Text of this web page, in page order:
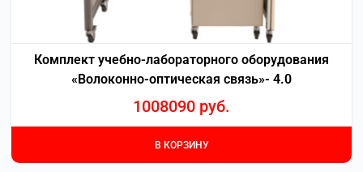
Комплект учебно-лабораторного оборудования
«Волоконно-оптическая связь»- 4.0
1008090 руб.
В КОРЗИНУ